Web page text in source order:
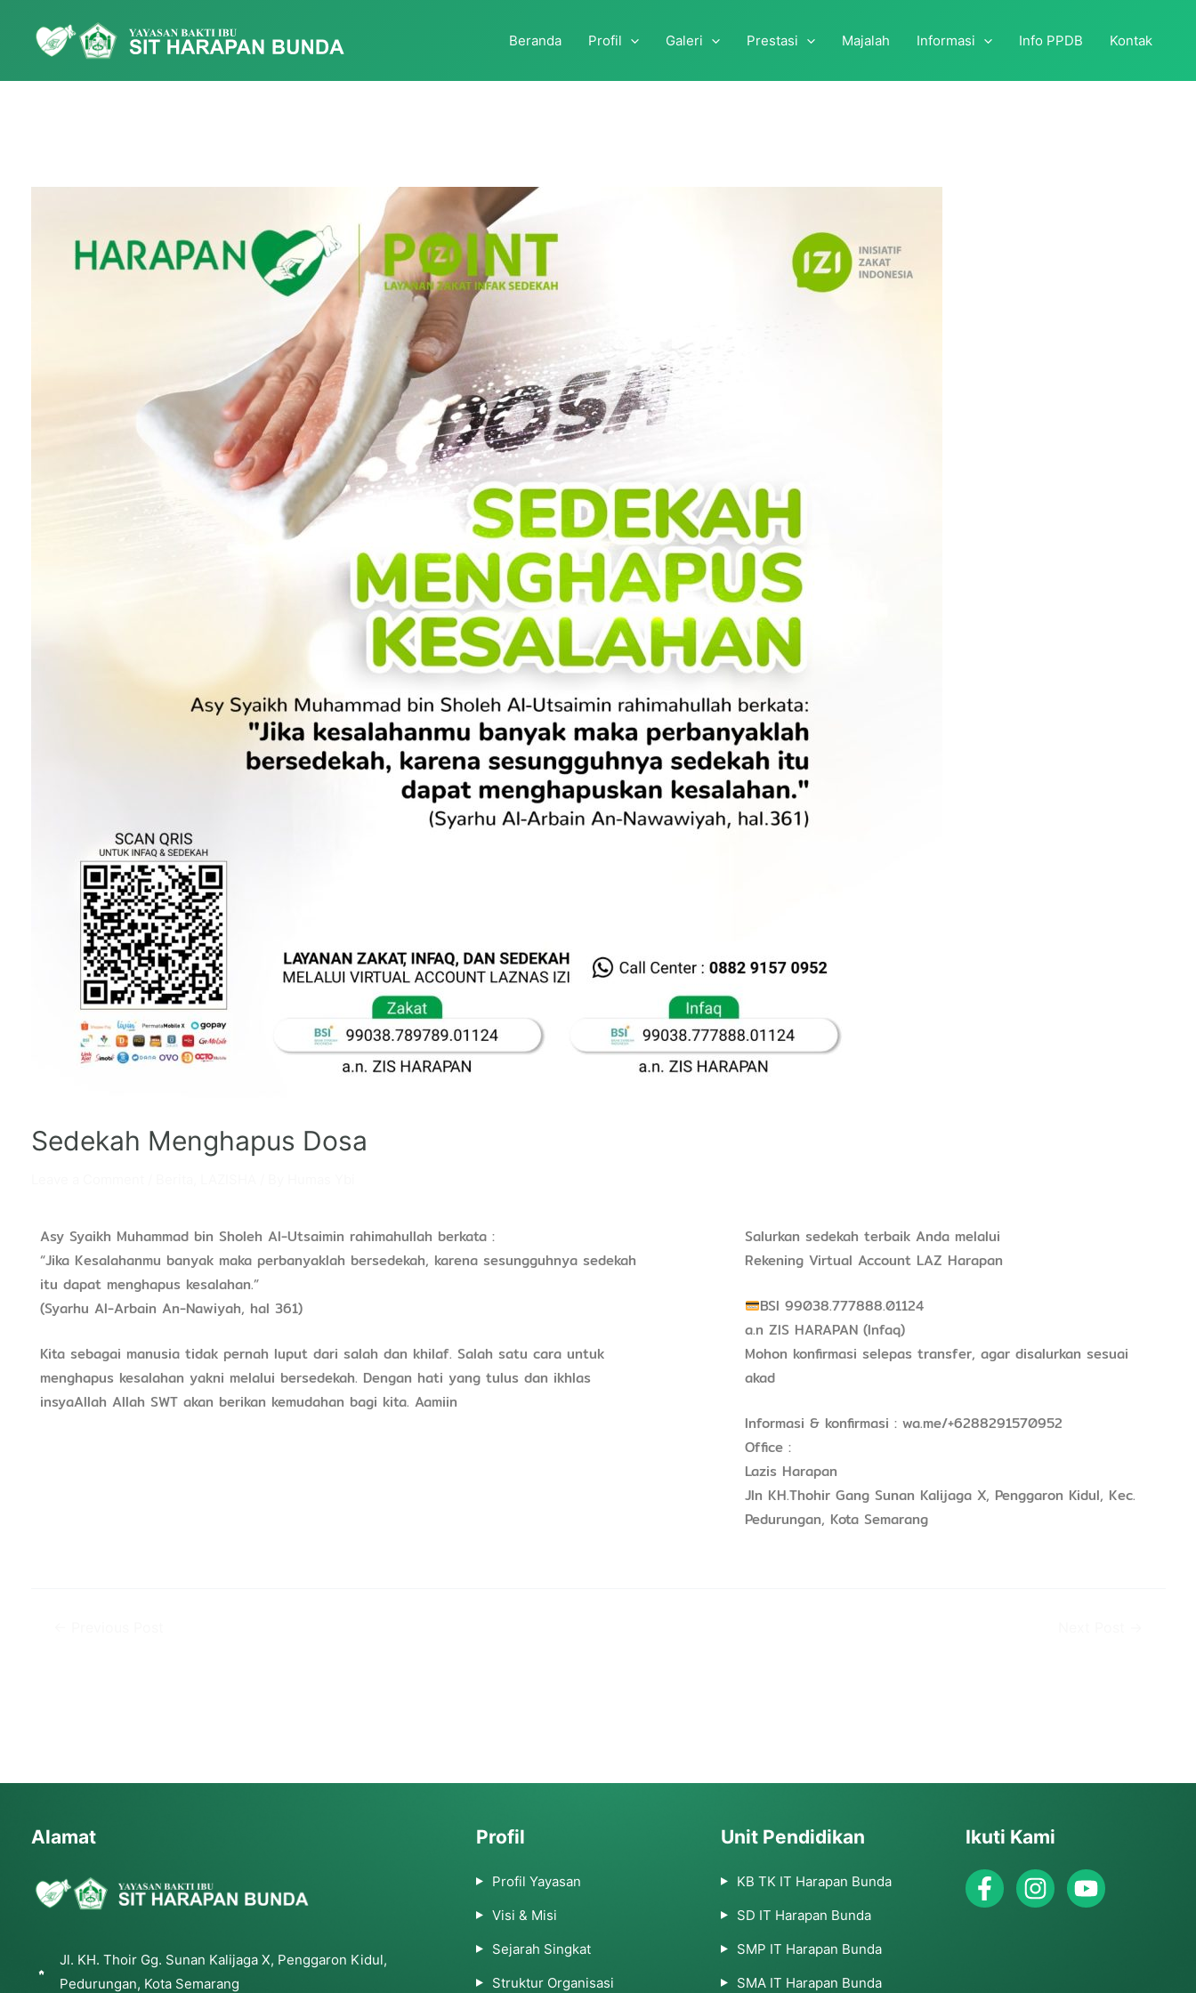
Beranda Profil Galeri Prestasi Majalah Informasi Info PPDB Kontak
Sedekah Menghapus Dosa
Asy Syaikh Muhammad bin Sholeh Al-Utsaimin rahimahullah berkata :
“Jika Kesalahanmu banyak maka perbanyaklah bersedekah, karena sesungguhnya sedekah
itu dapat menghapus kesalahan.”
(Syarhu Al-Arbain An-Nawiyah, hal 361)
Kita sebagai manusia tidak pernah luput dari salah dan khilaf. Salah satu cara untuk
menghapus kesalahan yakni melalui bersedekah. Dengan hati yang tulus dan ikhlas
insyaAllah Allah SWT akan berikan kemudahan bagi kita. Aamiin
Salurkan sedekah terbaik Anda melalui
Rekening Virtual Account LAZ Harapan
BSI 99038.777888.01124
a.n ZIS HARAPAN (Infaq)
Mohon konfirmasi selepas transfer, agar disalurkan sesuai
akad
Informasi & konfirmasi : wa.me/+6288291570952
Office :
Lazis Harapan
Jln KH.Thohir Gang Sunan Kalijaga X, Penggaron Kidul, Kec.
Pedurungan, Kota Semarang
Alamat
Jl. KH. Thoir Gg. Sunan Kalijaga X, Penggaron Kidul,
Pedurungan, Kota Semarang
Profil
Profil Yayasan
Visi & Misi
Sejarah Singkat
Struktur Organisasi
Unit Pendidikan
KB TK IT Harapan Bunda
SD IT Harapan Bunda
SMP IT Harapan Bunda
SMA IT Harapan Bunda
Ikuti Kami